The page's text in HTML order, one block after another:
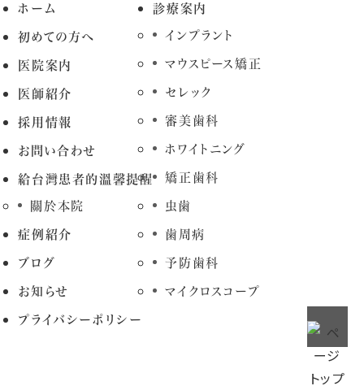
ホーム
初めての方へ
医院案内
医師紹介
採用情報
お問い合わせ
給台灣患者的溫馨提醒
關於本院
症例紹介
ブログ
お知らせ
プライバシーポリシー
診療案内
インプラント
マウスピース矯正
セレック
審美歯科
ホワイトニング
矯正歯科
虫歯
歯周病
予防歯科
マイクロスコープ